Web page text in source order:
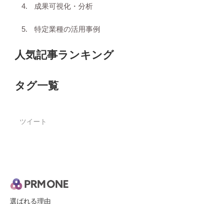
成果可視化・分析
特定業種の活用事例
人気記事ランキング
タグ一覧
ツイート
選ばれる理由